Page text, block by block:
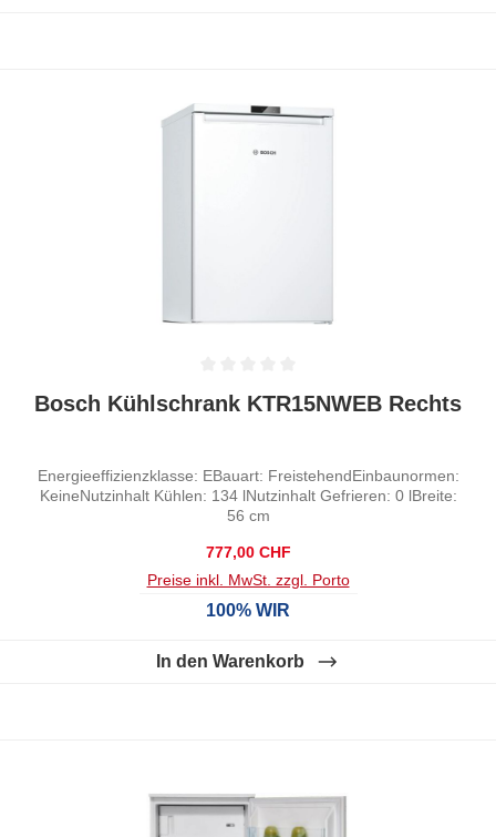
Durchschnittliche Bewertung von 0 von 5 Sternen
Bosch Kühlschrank KTR15NWEB Rechts
Energieeffizienzklasse: EBauart: FreistehendEinbaunormen:
KeineNutzinhalt Kühlen: 134 lNutzinhalt Gefrieren: 0 lBreite:
56 cm
Regulärer Preis:
777,00 CHF
Preise inkl. MwSt. zzgl. Porto
100% WIR
In den Warenkorb